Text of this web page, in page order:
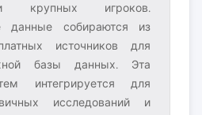
крупных игроков.
данные собираются из
источников для
базы данных. Эта
интегрируется для
исследований и